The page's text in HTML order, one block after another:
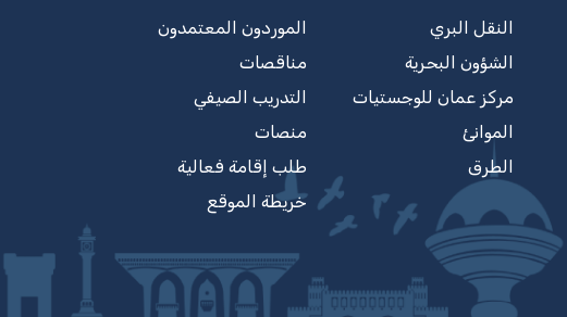
النقل البري
الشؤون البحرية
مركز عمان للوجستيات
الموانئ
الطرق
الموردون المعتمدون
مناقصات
التدريب الصيفي
منصات
طلب إقامة فعالية
خريطة الموقع